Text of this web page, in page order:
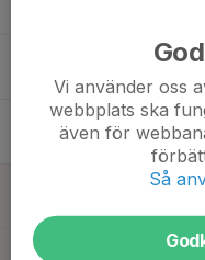
20
Vi använder oss
webbplats ska
även för
Så